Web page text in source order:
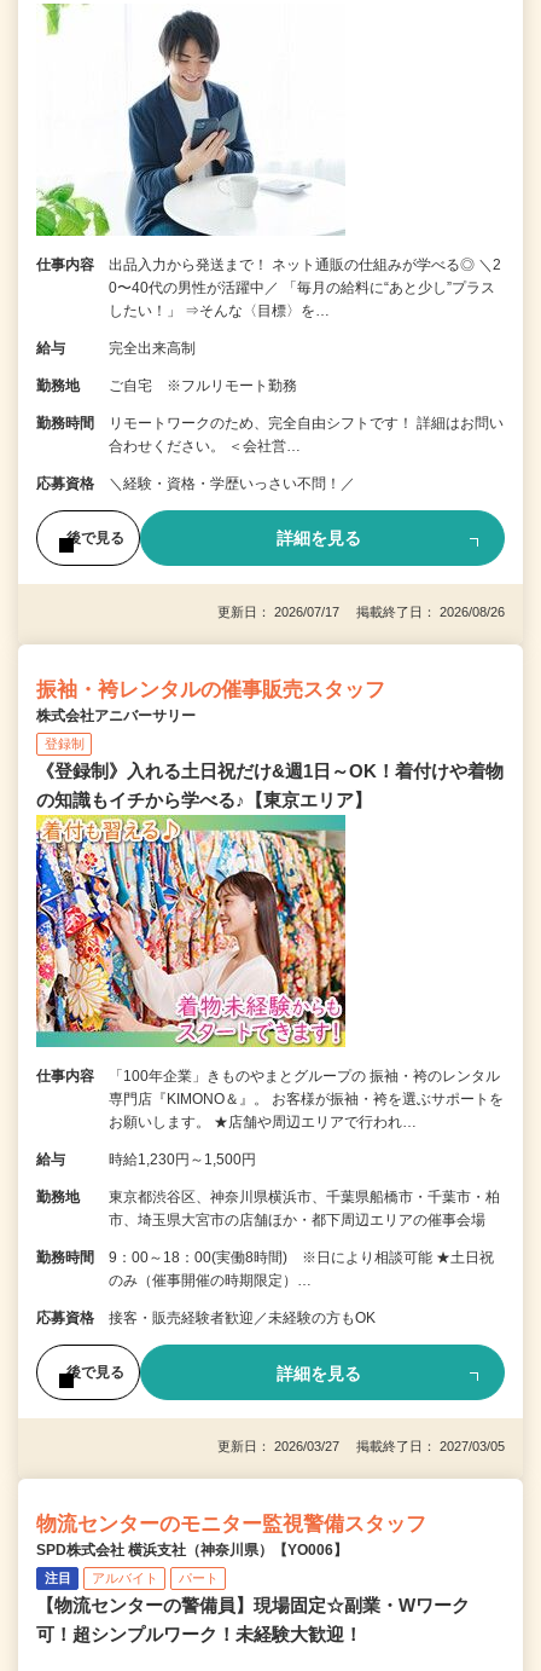
仕事内容
出品入力から発送まで！ ネット通販の仕組みが学べる◎ ＼2
0〜40代の男性が活躍中／ 「毎月の給料に“あと少し”プラス
したい！」 ⇒そんな〈目標〉を…
給与 完全出来高制
勤務地 ご自宅 ※フルリモート勤務
勤務時間
リモートワークのため、完全自由シフトです！ 詳細はお問い
合わせください。 ＜会社営…
応募資格 ＼経験・資格・学歴いっさい不問！／
後で見る 詳細を見る
更新日： 2026/07/17 掲載終了日： 2026/08/26
振袖・袴レンタルの催事販売スタッフ
株式会社アニバーサリー
登録制
《登録制》入れる土日祝だけ&週1日～OK！着付けや着物
の知識もイチから学べる♪【東京エリア】
仕事内容
「100年企業」きものやまとグループの 振袖・袴のレンタル
専門店『KIMONO＆』。 お客様が振袖・袴を選ぶサポートを
お願いします。 ★店舗や周辺エリアで行われ…
給与 時給1,230円～1,500円
勤務地
東京都渋谷区、神奈川県横浜市、千葉県船橋市・千葉市・柏
市、埼玉県大宮市の店舗ほか・都下周辺エリアの催事会場
勤務時間
9：00～18：00(実働8時間) ※日により相談可能 ★土日祝
のみ（催事開催の時期限定）…
応募資格 接客・販売経験者歓迎／未経験の方もOK
後で見る 詳細を見る
更新日： 2026/03/27 掲載終了日： 2027/03/05
物流センターのモニター監視警備スタッフ
SPD株式会社 横浜支社（神奈川県）【YO006】
注目 アルバイト パート
【物流センターの警備員】現場固定☆副業・Wワーク
可！超シンプルワーク！未経験大歓迎！